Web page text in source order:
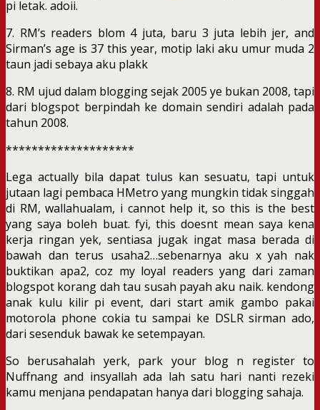
pi letak. adoii.
7. RM’s readers blom 4 juta, baru 3 juta lebih jer, and
Sirman’s age is 37 this year, motip laki aku umur muda 2
taun jadi sebaya aku plakk
8. RM ujud dalam blogging sejak 2005 ye bukan 2008, tapi
dari blogspot berpindah ke domain sendiri adalah pada
tahun 2008.
********************
Lega actually bila dapat tulus kan sesuatu, tapi untuk
jutaan lagi pembaca HMetro yang mungkin tidak singgah
di RM, wallahualam, i cannot help it, so this is the best
yang saya boleh buat. fyi, this doesnt mean saya kena
kerja ringan yek, sentiasa jugak ingat masa berada di
bawah dan terus usaha2…sebenarnya aku x yah nak
buktikan apa2, coz my loyal readers yang dari zaman
blogspot korang dah tau susah payah aku naik. kendong
anak kulu kilir pi event, dari start amik gambo pakai
motorola phone cokia tu sampai ke DSLR sirman ado,
dari sesenduk bawak ke setempayan.
So berusahalah yerk, park your blog n register to
Nuffnang and insyallah ada lah satu hari nanti rezeki
kamu menjana pendapatan hanya dari blogging sahaja.